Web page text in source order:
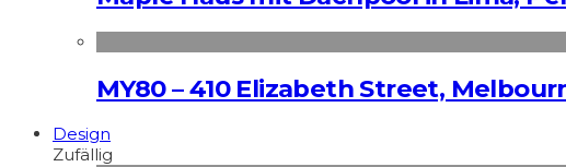
MY80 – 410 Elizabeth Street,
Design
Zufällig